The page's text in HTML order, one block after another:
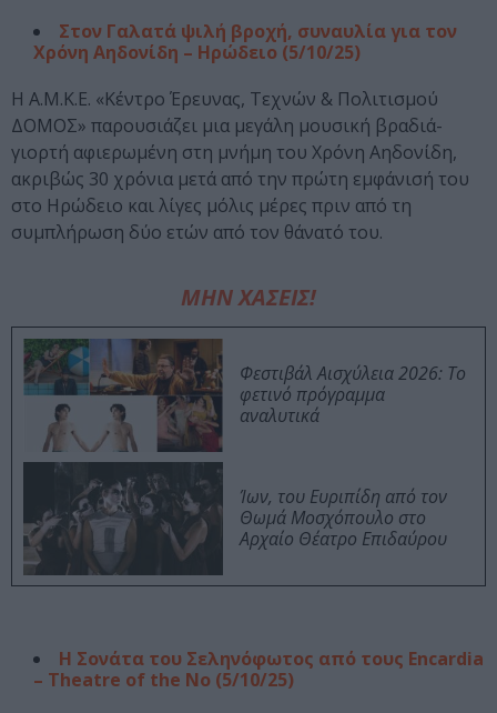
Στον Γαλατά ψιλή βροχή, συναυλία για τον
Χρόνη Αηδονίδη – Ηρώδειο (5/10/25)
Η Α.Μ.Κ.Ε. «Κέντρο Έρευνας, Τεχνών & Πολιτισμού
ΔΟΜΟΣ» παρουσιάζει μια μεγάλη μουσική βραδιά-
γιορτή αφιερωμένη στη μνήμη του Χρόνη Αηδονίδη,
ακριβώς 30 χρόνια μετά από την πρώτη εμφάνισή του
στο Ηρώδειο και λίγες μόλις μέρες πριν από τη
συμπλήρωση δύο ετών από τον θάνατό του.
ΜΗΝ ΧΑΣΕΙΣ!
Φεστιβάλ Αισχύλεια 2026: Το
φετινό πρόγραμμα
αναλυτικά
Ίων, του Ευριπίδη από τον
Θωμά Μοσχόπουλο στο
Αρχαίο Θέατρο Επιδαύρου
Η Σονάτα του Σεληνόφωτος από τους Encardia
– Theatre of the No (5/10/25)